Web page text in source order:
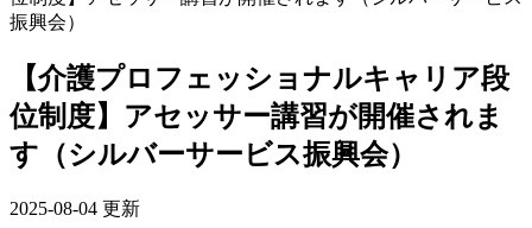
振興会）
【介護プロフェッショナルキャリア段
位制度】アセッサー講習が開催されま
す（シルバーサービス振興会）
2025-08-04 更新